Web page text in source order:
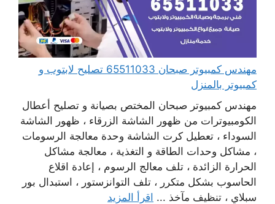
مهندس كمبيوتر صبحان 65511033 تصليح لابتوب و
كمبيوتر بالمنزل
مهندس كمبيوتر صبحان المختص بصيانة و تصليح أعطال
الكومبيوترات من ظهور الشاشة الزرقاء ، ظهور الشاشة
السوداء ، تعطيل كرت الشاشة وحدة معالجة الرسومات
، مشاكل وحدات الطاقة و التغذية ، معالجة مشاكل
الحرارة الزائدة ، تلف معالج الرسوم ، إعادة اقلاع
الحاسوب بشكل متكرر ، تلف التوانزستور ، استبدال بور
سبلاي ، تنظيف مآخذ ... اقرأ المزيد